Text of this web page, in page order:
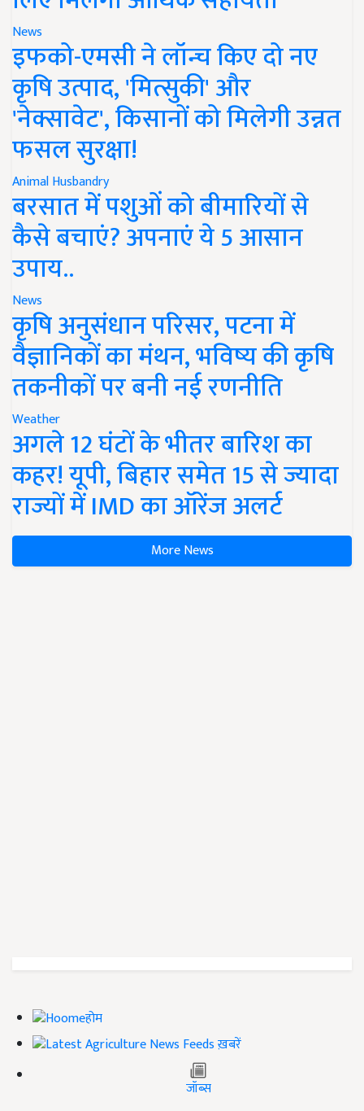
News
इफको-एमसी ने लॉन्च किए दो नए
कृषि उत्पाद, 'मित्सुकी' और
'नेक्सावेट', किसानों को मिलेगी उन्नत
फसल सुरक्षा!
Animal Husbandry
बरसात में पशुओं को बीमारियों से
कैसे बचाएं? अपनाएं ये 5 आसान
उपाय..
News
कृषि अनुसंधान परिसर, पटना में
वैज्ञानिकों का मंथन, भविष्य की कृषि
तकनीकों पर बनी नई रणनीति
Weather
अगले 12 घंटों के भीतर बारिश का
कहर! यूपी, बिहार समेत 15 से ज्यादा
राज्यों में IMD का ऑरेंज अलर्ट
More News
होम
ख़बरें
जॉब्स